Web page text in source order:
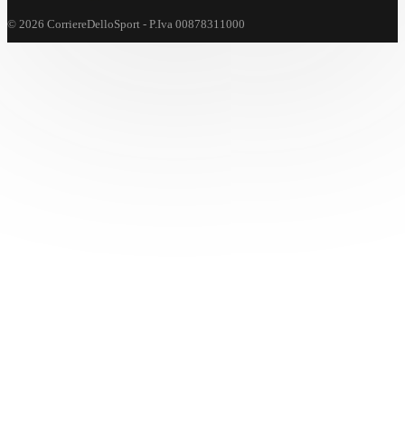
© 2026 CorriereDelloSport - P.Iva 00878311000